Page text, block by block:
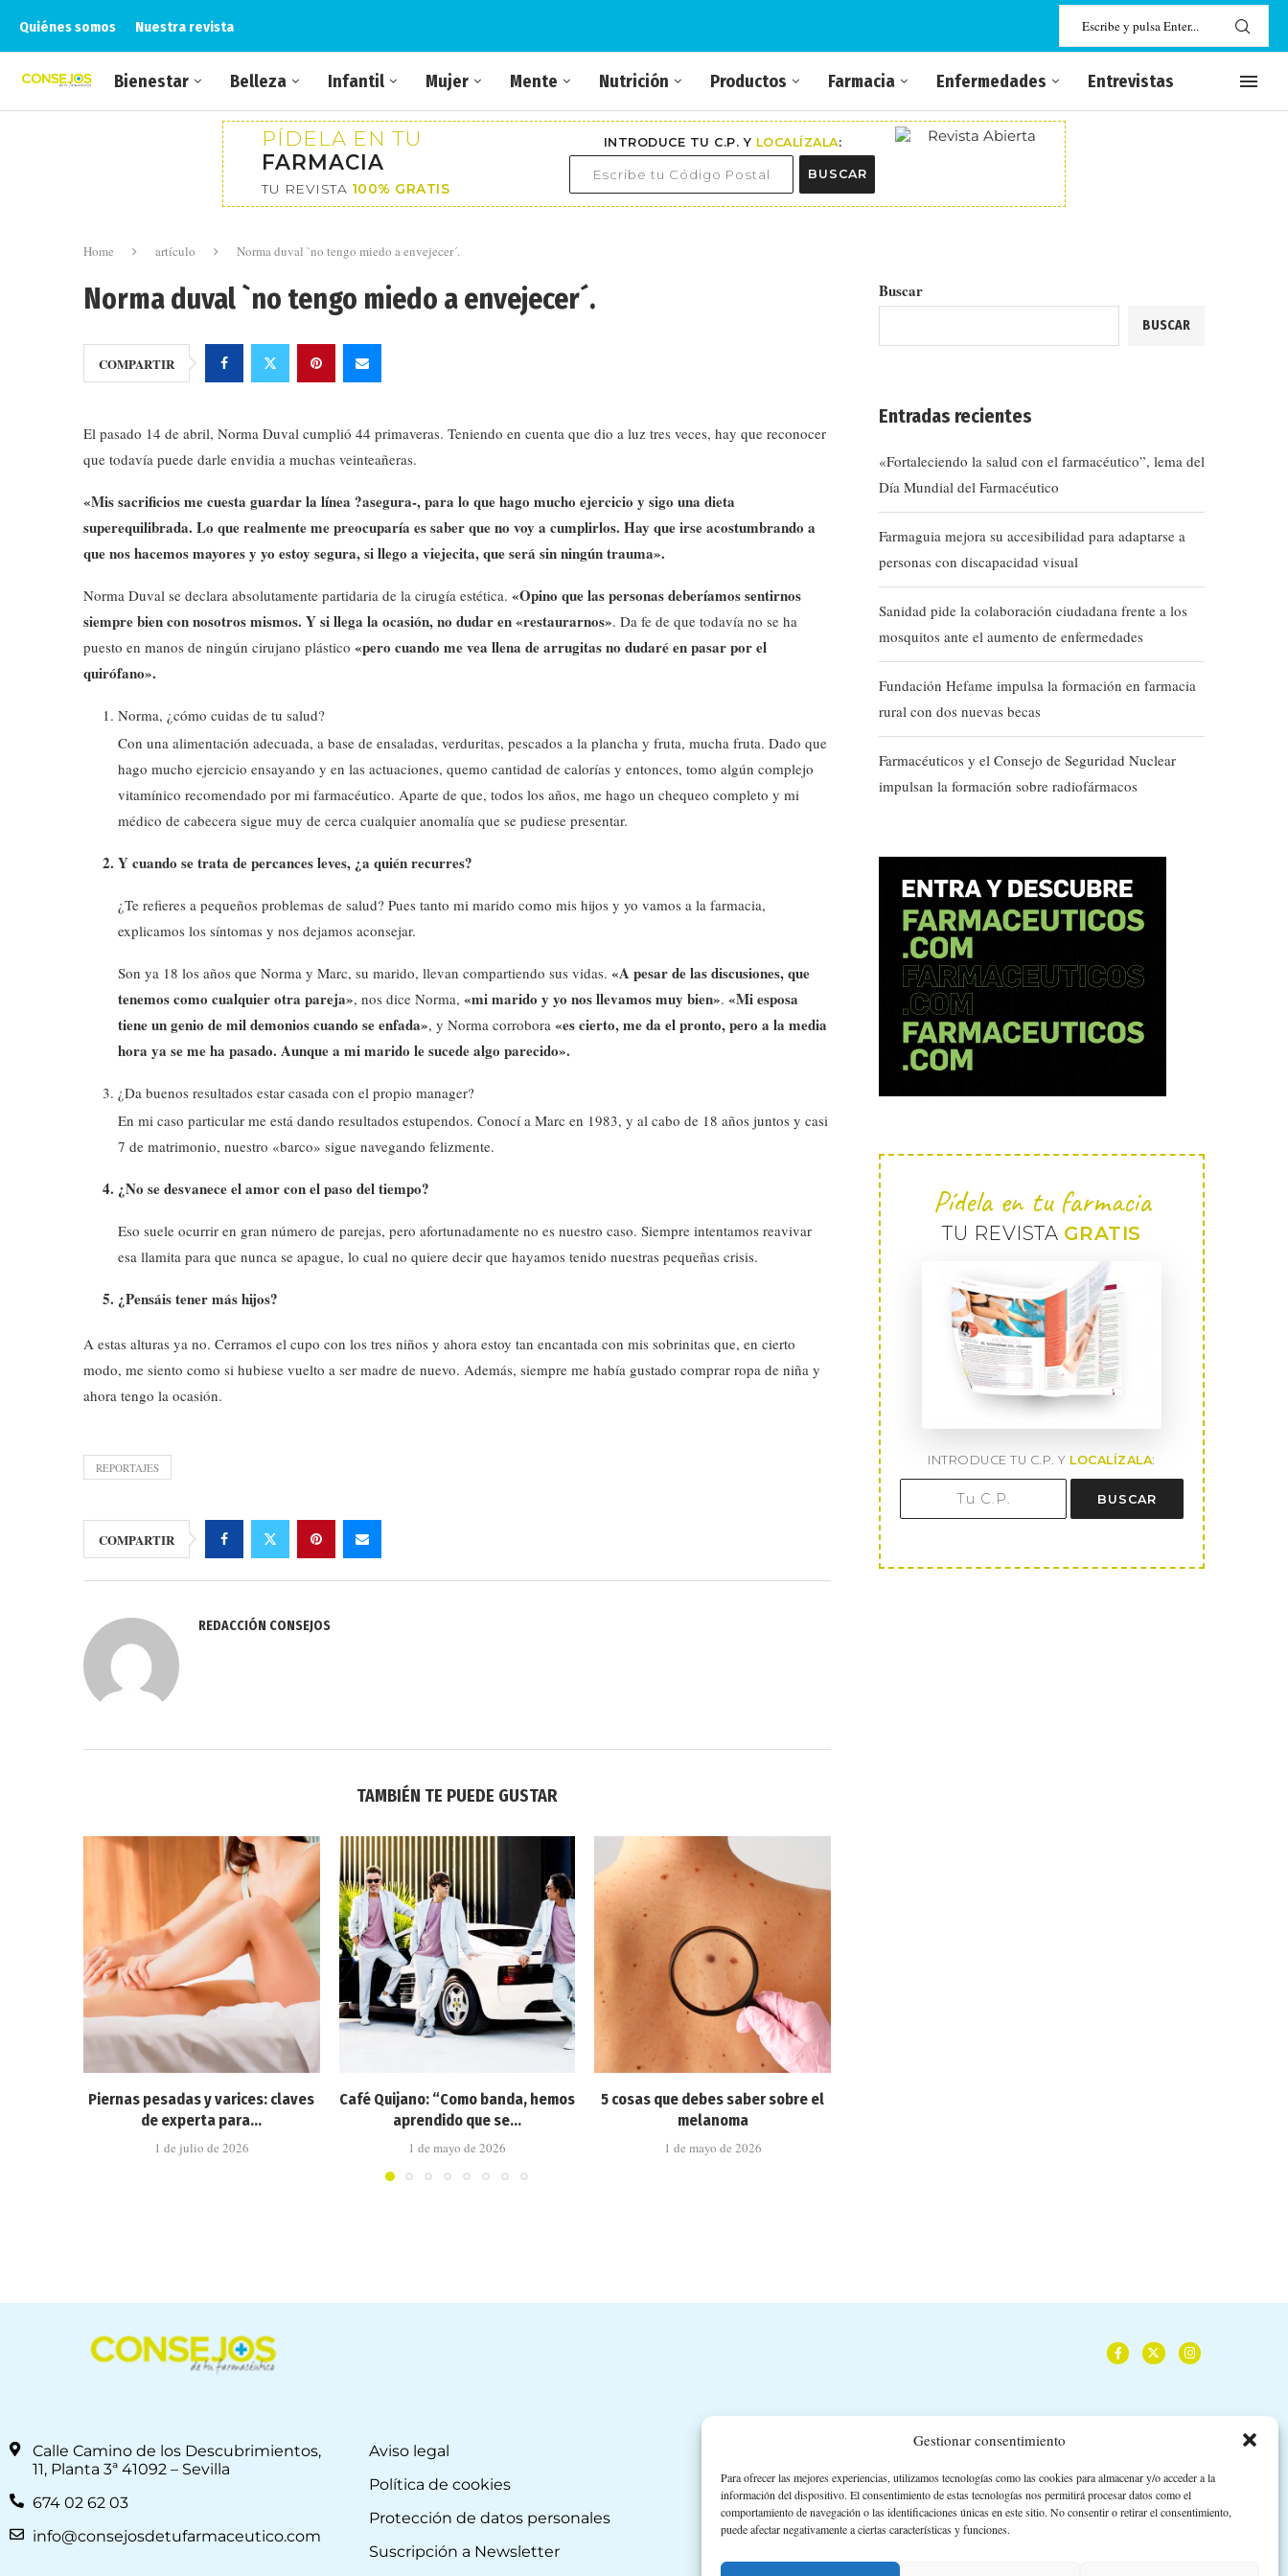
Gestionar consentimiento
Para ofrecer las mejores experiencias, utilizamos tecnologías como las cookies para almacenar y/o acceder a la
información del dispositivo. El consentimiento de estas tecnologías nos permitirá procesar datos como el
comportamiento de navegación o las identificaciones únicas en este sitio. No consentir o retirar el consentimiento,
puede afectar negativamente a ciertas características y funciones.
Quiénes somos Nuestra revista
Bienestar Belleza Infantil Mujer Mente Nutrición Productos Farmacia Enfermedades Entrevistas
PÍDELA EN TU
FARMACIA
TU REVISTA 100% GRATIS
INTRODUCE TU C.P. Y LOCALÍZALA:
BUSCAR
Home artículo Norma duval `no tengo miedo a envejecer´.
Norma duval `no tengo miedo a envejecer´.
COMPARTIR
El pasado 14 de abril, Norma Duval cumplió 44 primaveras. Teniendo en cuenta que dio a luz tres veces, hay que reconocer
que todavía puede darle envidia a muchas veinteañeras.
«Mis sacrificios me cuesta guardar la línea ?asegura-, para lo que hago mucho ejercicio y sigo una dieta
superequilibrada. Lo que realmente me preocuparía es saber que no voy a cumplirlos. Hay que irse acostumbrando a
que nos hacemos mayores y yo estoy segura, si llego a viejecita, que será sin ningún trauma».
Norma Duval se declara absolutamente partidaria de la cirugía estética. «Opino que las personas deberíamos sentirnos
siempre bien con nosotros mismos. Y si llega la ocasión, no dudar en «restaurarnos». Da fe de que todavía no se ha
puesto en manos de ningún cirujano plástico «pero cuando me vea llena de arrugitas no dudaré en pasar por el
quirófano».
Norma, ¿cómo cuidas de tu salud?
Con una alimentación adecuada, a base de ensaladas, verduritas, pescados a la plancha y fruta, mucha fruta. Dado que
hago mucho ejercicio ensayando y en las actuaciones, quemo cantidad de calorías y entonces, tomo algún complejo
vitamínico recomendado por mi farmacéutico. Aparte de que, todos los años, me hago un chequeo completo y mi
médico de cabecera sigue muy de cerca cualquier anomalía que se pudiese presentar.
Y cuando se trata de percances leves, ¿a quién recurres?
¿Te refieres a pequeños problemas de salud? Pues tanto mi marido como mis hijos y yo vamos a la farmacia,
explicamos los síntomas y nos dejamos aconsejar.
Son ya 18 los años que Norma y Marc, su marido, llevan compartiendo sus vidas. «A pesar de las discusiones, que
tenemos como cualquier otra pareja», nos dice Norma, «mi marido y yo nos llevamos muy bien». «Mi esposa
tiene un genio de mil demonios cuando se enfada», y Norma corrobora «es cierto, me da el pronto, pero a la media
hora ya se me ha pasado. Aunque a mi marido le sucede algo parecido».
¿Da buenos resultados estar casada con el propio manager?
En mi caso particular me está dando resultados estupendos. Conocí a Marc en 1983, y al cabo de 18 años juntos y casi
7 de matrimonio, nuestro «barco» sigue navegando felizmente.
¿No se desvanece el amor con el paso del tiempo?
Eso suele ocurrir en gran número de parejas, pero afortunadamente no es nuestro caso. Siempre intentamos reavivar
esa llamita para que nunca se apague, lo cual no quiere decir que hayamos tenido nuestras pequeñas crisis.
¿Pensáis tener más hijos?
A estas alturas ya no. Cerramos el cupo con los tres niños y ahora estoy tan encantada con mis sobrinitas que, en cierto
modo, me siento como si hubiese vuelto a ser madre de nuevo. Además, siempre me había gustado comprar ropa de niña y
ahora tengo la ocasión.
REPORTAJES
COMPARTIR
REDACCIÓN CONSEJOS
TAMBIÉN TE PUEDE GUSTAR
Piernas pesadas y varices: claves
de experta para...
1 de julio de 2026
Café Quijano: “Como banda, hemos
aprendido que se...
1 de mayo de 2026
5 cosas que debes saber sobre el
melanoma
1 de mayo de 2026
Buscar
BUSCAR
Entradas recientes
«Fortaleciendo la salud con el farmacéutico”, lema del
Día Mundial del Farmacéutico
Farmaguia mejora su accesibilidad para adaptarse a
personas con discapacidad visual
Sanidad pide la colaboración ciudadana frente a los
mosquitos ante el aumento de enfermedades
Fundación Hefame impulsa la formación en farmacia
rural con dos nuevas becas
Farmacéuticos y el Consejo de Seguridad Nuclear
impulsan la formación sobre radiofármacos
Pídela en tu farmacia
TU REVISTA GRATIS
INTRODUCE TU C.P. Y LOCALÍZALA:
BUSCAR
Calle Camino de los Descubrimientos,
11, Planta 3ª 41092 – Sevilla
674 02 62 03
info@consejosdetufarmaceutico.com
Aviso legal
Política de cookies
Protección de datos personales
Suscripción a Newsletter